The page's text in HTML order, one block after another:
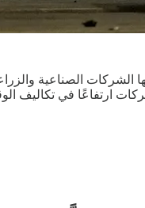
الصناعية
ارتفاعًا في تكاليف